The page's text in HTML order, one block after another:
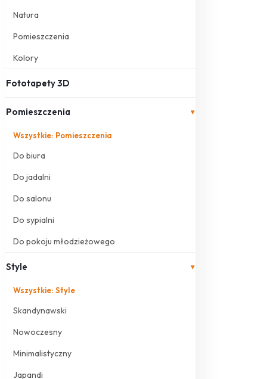
Natura
Pomieszczenia
Kolory
Fototapety 3D
Pomieszczenia ▾
Wszystkie: Pomieszczenia
Do biura
Do jadalni
Do salonu
Do sypialni
Do pokoju młodzieżowego
Style ▾
Wszystkie: Style
Skandynawski
Nowoczesny
Minimalistyczny
Japandi